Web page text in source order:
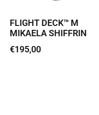
FLIGHT DECK™ M
MIKAELA SHIFFRIN
€195,00